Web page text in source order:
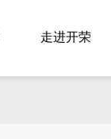
走进开荣